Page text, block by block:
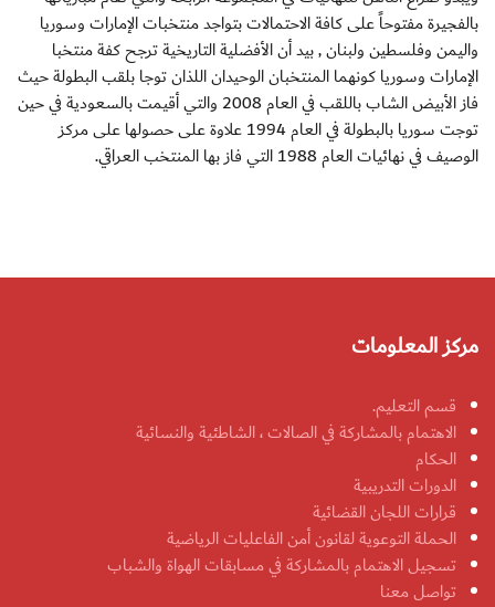
بالفجيرة مفتوحاً على كافة الاحتمالات بتواجد منتخبات الإمارات وسوريا
واليمن وفلسطين ولبنان , بيد أن الأفضلية التاريخية ترجح كفة منتخبا
الإمارات وسوريا كونهما المنتخبان الوحيدان اللذان توجا بلقب البطولة حيث
فاز الأبيض الشاب باللقب في العام 2008 والتي أقيمت بالسعودية في حين
توجت سوريا بالبطولة في العام 1994 علاوة على حصولها على مركز
الوصيف في نهائيات العام 1988 التي فاز بها المنتخب العراقي.
مركز المعلومات
قسم التعليم.
الاهتمام بالمشاركة في الصالات ، الشاطئية والنسائية
الحكام
الدورات التدريبية
قرارات اللجان القضائية
الحملة التوعوية لقانون أمن الفاعليات الرياضية
تسجيل الاهتمام بالمشاركة في مسابقات الهواة والشباب
تواصل معنا